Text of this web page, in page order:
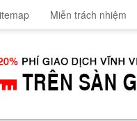
Miễn trách nhiệm